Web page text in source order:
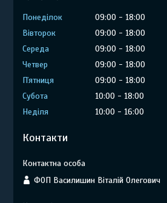
Понеділок 09:00
18:00
Вівторок
09:00
18:00
Середа
09:00
18:00
Четвер
09:00
18:00
Пʼятниця
09:00
18:00
Субота
10:00
18:00
Неділя
10:00 16:00
Контакти
ФОП Василишин Віталій Олегович